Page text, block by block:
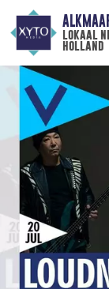
lokaal
holland